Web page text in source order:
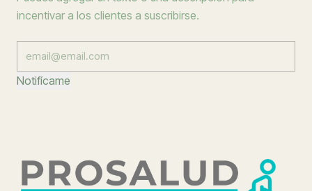
incentivar a los clientes a suscribirse.
Notifícame